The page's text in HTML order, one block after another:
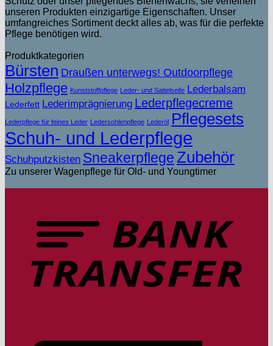
unseren Produkten einzigartige Eigenschaften. Unser
umfangreiches Sortiment deckt alles ab, was für die perfekte
Pflege benötigen wird.
Produktkategorien
Bürsten Draußen unterwegs! Outdoorpflege
Holzpflege Kunststoffpflege Leder- und Sattelseife Lederbalsam
Lederfett Lederimprägnierung Lederpflegecreme
Lederpflege für feines Leder Ledersohlenpflege Lederöl Pflegesets
Schuh- und Lederpflege
Schuhputzkisten Sneakerpflege Zubehör
Zu unserer Wagenpflege für Old- und Youngtimer